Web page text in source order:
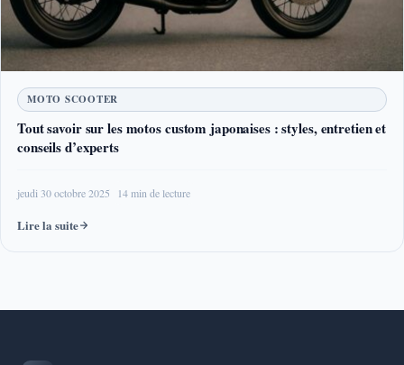
MOTO SCOOTER
Tout savoir sur les motos custom japonaises : styles, entretien et
conseils d’experts
jeudi 30 octobre 2025 14 min de lecture
Lire la suite